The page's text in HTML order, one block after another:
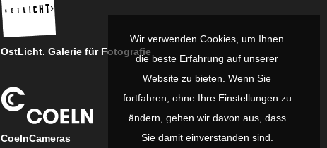
OstLicht. Galerie für Fotografie
CoelnCameras
Wir verwenden Cookies, um Ihnen
die beste Erfahrung auf unserer
Website zu bieten. Wenn Sie
fortfahren, ohne Ihre Einstellungen zu
ändern, gehen wir davon aus, dass
Sie damit einverstanden sind.